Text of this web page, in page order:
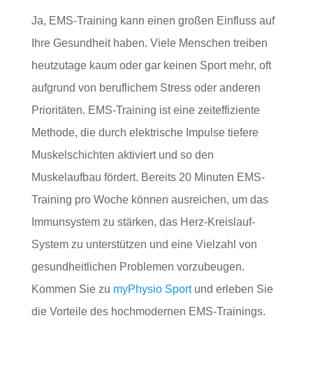
Ja, EMS-Training kann einen großen Einfluss auf
Ihre Gesundheit haben. Viele Menschen treiben
heutzutage kaum oder gar keinen Sport mehr, oft
aufgrund von beruflichem Stress oder anderen
Prioritäten. EMS-Training ist eine zeiteffiziente
Methode, die durch elektrische Impulse tiefere
Muskelschichten aktiviert und so den
Muskelaufbau fördert. Bereits 20 Minuten EMS-
Training pro Woche können ausreichen, um das
Immunsystem zu stärken, das Herz-Kreislauf-
System zu unterstützen und eine Vielzahl von
gesundheitlichen Problemen vorzubeugen.
Kommen Sie zu myPhysio Sportund erleben Sie
die Vorteile des hochmodernen EMS-Trainings.